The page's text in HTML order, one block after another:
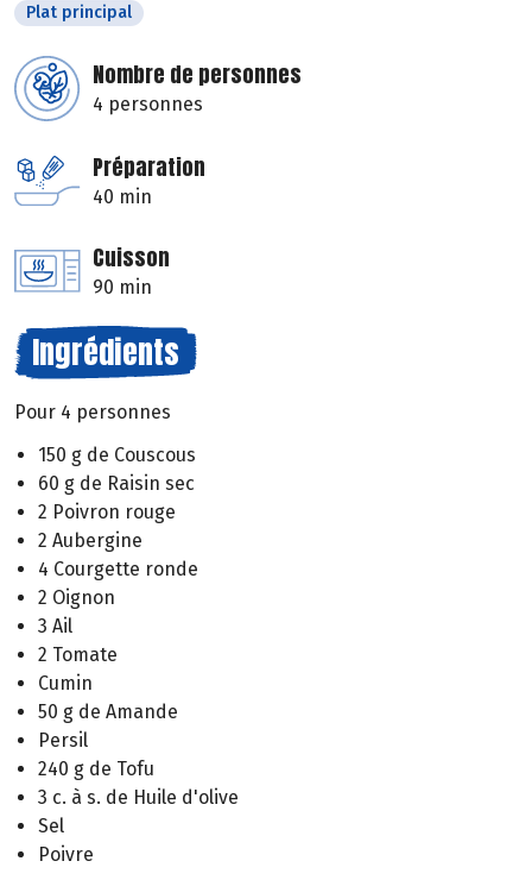
Plat principal
Nombre de personnes
4 personnes
Préparation
40 min
Cuisson
90 min
Ingrédients
Pour 4 personnes
150 g de Couscous
60 g de Raisin sec
2 Poivron rouge
2 Aubergine
4 Courgette ronde
2 Oignon
3 Ail
2 Tomate
Cumin
50 g de Amande
Persil
240 g de Tofu
3 c. à s. de Huile d'olive
Sel
Poivre